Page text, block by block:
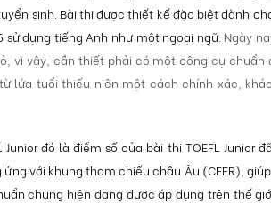
sinh. Bài thi được thiết kế đặc biệt dành
sử dụng tiếng Anh như một ngoại ngữ. Ngày
vì vậy, cần thiết phải có một công cụ chuẩn
lứa tuổi thiếu niên một cách chính xác,
đó là điểm số của bài thi TOEFL Junior
với khung tham chiếu châu Âu (CEFR),
chung hiện đang được áp dụng trên thế